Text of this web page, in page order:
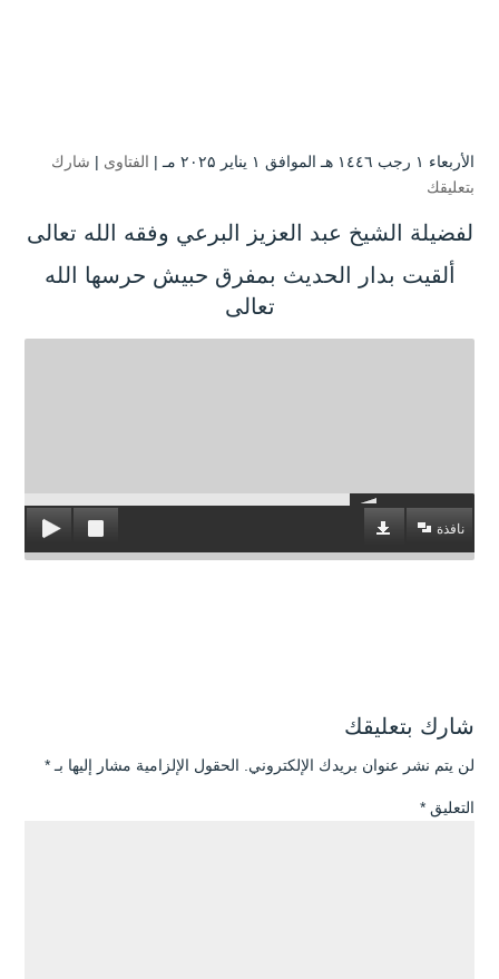
الأربعاء ۱ رجب ۱٤٤٦ هـ الموافق ۱ يناير ۲۰۲۵ مـ | الفتاوى | شارك
بتعليقك
لفضيلة الشيخ عبد العزيز البرعي وفقه الله تعالى
ألقيت بدار الحديث بمفرق حبيش حرسها الله
تعالى
نافذة
شارك بتعليقك
لن يتم نشر عنوان بريدك الإلكتروني. الحقول الإلزامية مشار إليها بـ *
التعليق *